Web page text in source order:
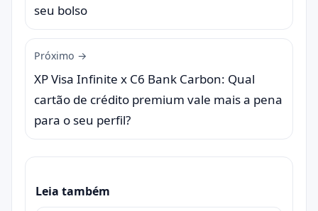
seu bolso
Próximo →
XP Visa Infinite x C6 Bank Carbon: Qual
cartão de crédito premium vale mais a pena
para o seu perfil?
Leia também